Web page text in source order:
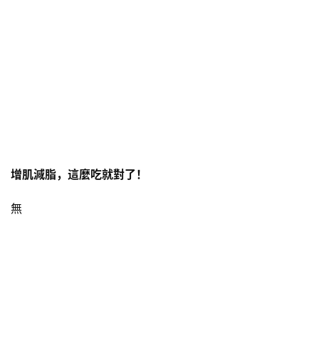
增肌減脂，這麼吃就對了！
無